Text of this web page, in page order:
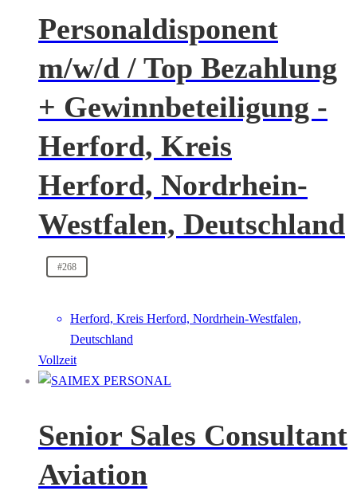
Personaldisponent
m/w/d / Top Bezahlung
+ Gewinnbeteiligung -
Herford, Kreis
Herford, Nordrhein-
Westfalen, Deutschland
#268
Herford, Kreis Herford, Nordrhein-Westfalen,
Deutschland
Vollzeit
Senior Sales Consultant
Aviation